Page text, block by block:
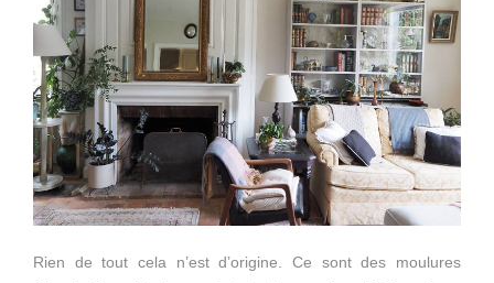
Rien de tout cela n’est d’origine. Ce sont des moulures